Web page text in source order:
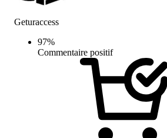
Geturaccess
97%
Commentaire positif